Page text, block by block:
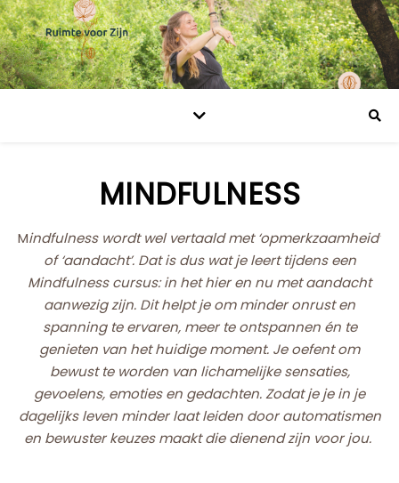
MINDFULNESS
Mindfulness wordt wel vertaald met ‘opmerkzaamheid’
of ‘aandacht’. Dat is dus wat je leert tijdens een
Mindfulness cursus: in het hier en nu met aandacht
aanwezig zijn. Dit helpt je om minder onrust en
spanning te ervaren, meer te ontspannen én te
genieten van het huidige moment. Je oefent om
bewust te worden van lichamelijke sensaties,
gevoelens, emoties en gedachten. Zodat je je in je
dagelijks leven minder laat leiden door automatismen
en bewuster keuzes maakt die dienend zijn voor jou.